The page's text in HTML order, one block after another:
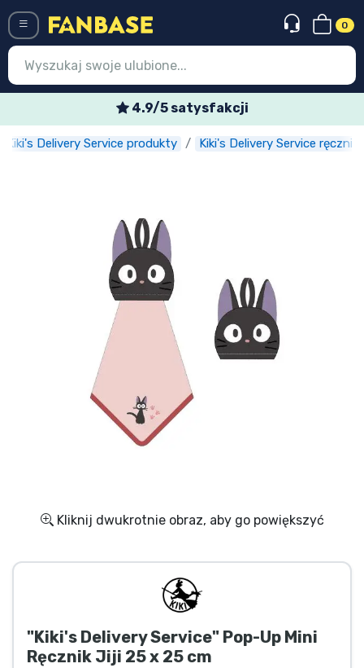
0
4.9/5 satysfakcji
Kiki's Delivery Service produkty Kiki's Delivery Service ręczniki
Kliknij dwukrotnie obraz, aby go powiększyć
"Kiki's Delivery Service" Pop-Up Mini
Ręcznik Jiji 25 x 25 cm
Wejście Rejestracja
Oferty specjalne
Doręczenie ekspresowe
Przedsprzedaż
Outlet produkty
Wysyłka i płatność
Rzeczy seryjne
Wspaniałe rzeczy
Rzeczy z anime
Rzeczy dla graczy
Rzeczy sportowe